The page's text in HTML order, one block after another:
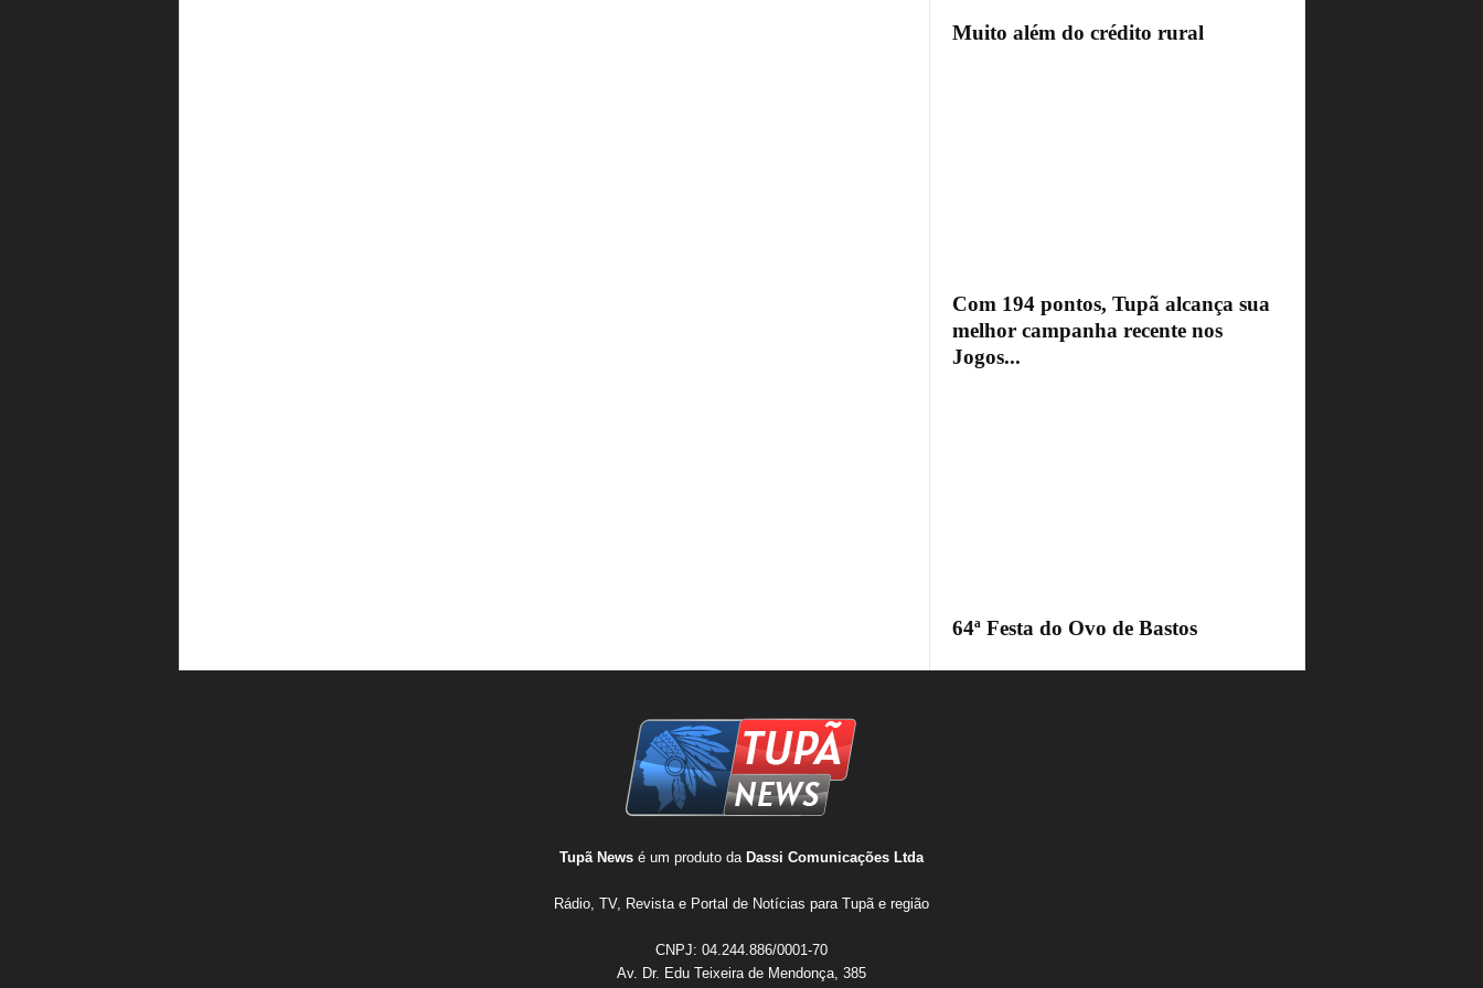
Muito além do crédito rural
Com 194 pontos, Tupã alcança sua
melhor campanha recente nos
Jogos...
64ª Festa do Ovo de Bastos
Tupã News é um produto da Dassi Comunicações Ltda
Rádio, TV, Revista e Portal de Notícias para Tupã e região
CNPJ: 04.244.886/0001-70
Av. Dr. Edu Teixeira de Mendonça, 385